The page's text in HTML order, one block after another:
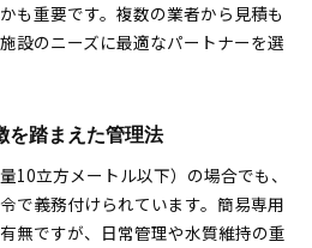
も重要です。複数の業者から見積も
設のニーズに最適なパートナーを選
を踏まえた管理法
10立方メートル以下）の場合でも、
で義務付けられています。簡易専用
無ですが、日常管理や水質維持の重